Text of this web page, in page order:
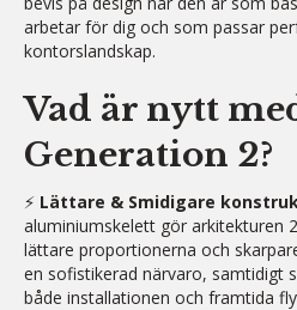
arbetar för dig och som passar
kontorslandskap.
Vad är nytt
Generation 2?
⚡️ Lättare & Smidigare
aluminiumskelett gör arkitekturen
lättare proportionerna och
en sofistikerad närvaro, samtidigt
både installationen och framtida